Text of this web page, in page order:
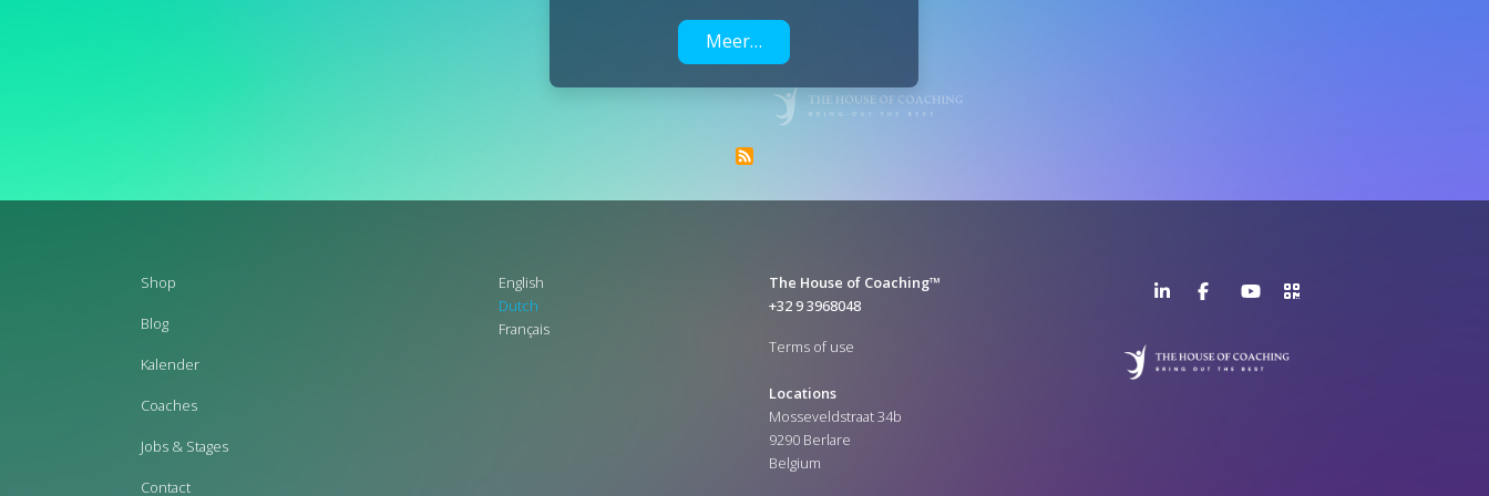
Meer…
Footer
Shop
Blog
Kalender
Coaches
Jobs & Stages
Contact
English
Dutch
Français
The House of Coaching™
+32 9 3968048
Terms of use
Locations
Mosseveldstraat 34b
9290 Berlare
Belgium
PagePageChannel
QR